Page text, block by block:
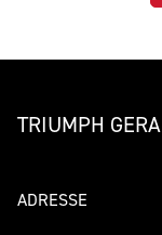
TRIUMPH GERA
ADRESSE